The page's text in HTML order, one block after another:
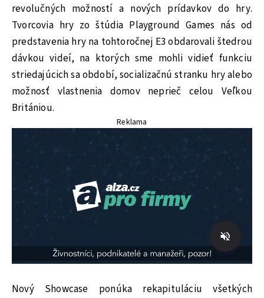
revolučných možností a nových prídavkov do hry.
Tvorcovia hry zo štúdia Playground Games nás od
predstavenia hry na tohtoročnej E3 obdarovali štedrou
dávkou videí, na ktorých sme mohli vidieť funkciu
striedajúcich sa období, socializačnú stranku hry alebo
možnosť vlastnenia domov neprieč celou Veľkou
Britániou.
Reklama
Nový Showcase ponúka rekapituláciu všetkých